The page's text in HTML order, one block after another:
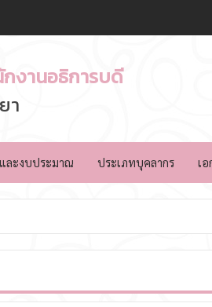
งานอธิการบดี
า
ละงบประมาณ ประเภทบุคลากร เ